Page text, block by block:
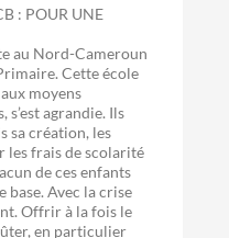
: POUR UNE
au Nord-Cameroun
Cette école
moyens
agrandie. Ils
sa création, les
les frais de scolarité
de ces enfants
base. Avec la crise
Offrir à la fois le
en particulier